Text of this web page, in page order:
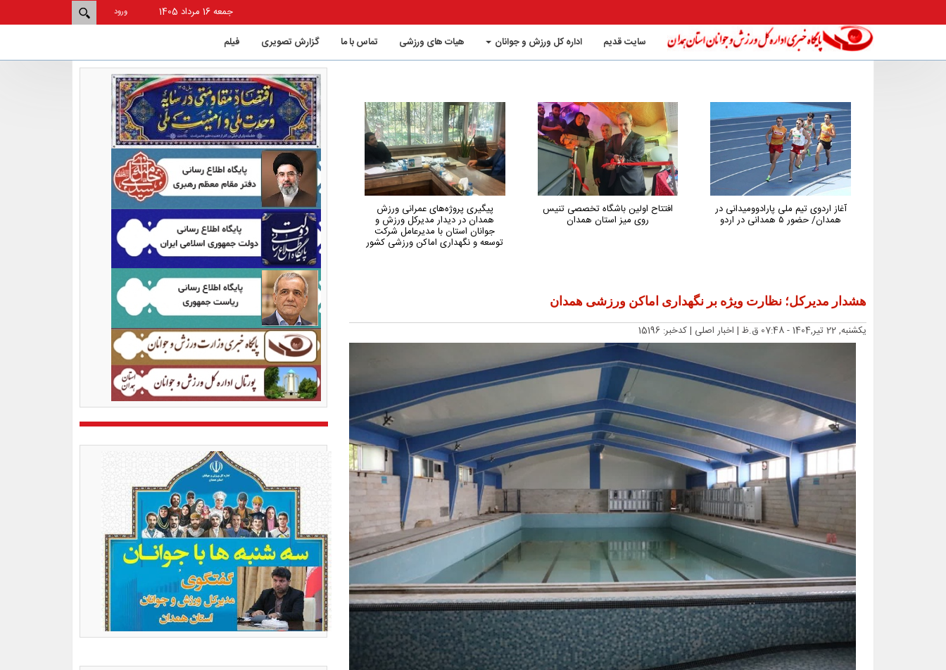
ورود
جمعه 16 مرداد 1405
سایت قدیم
اداره کل ورزش و جوانان هیات های ورزشی تماس با ما گزارش تصویری فيلم
افتتاح اولین باشگاه تخصصی تنیس
روی میز استان همدان
پیگیری پروژه‌های عمرانی ورزش
همدان در دیدار مدیرکل ورزش و
همدان از استان‌های کم‌شکایت و
کم‌حاشیه کشور در حوزه ورزش است
هشدار مدیرکل؛ نظارت ویژه بر نگهداری اماکن ورزشی همدان
یکشنبه, 22 تیر,1404 - 07:48 ق.ظ | اخبار اصلی | کدخبر: 15196